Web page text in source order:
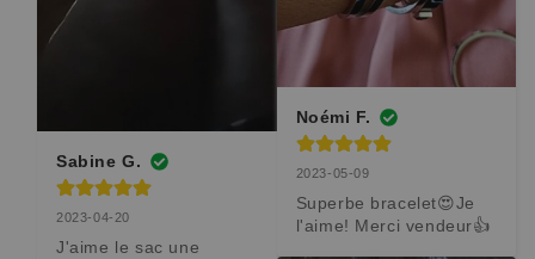
Sabine G.
2023-04-20
J'aime le sac une
Noémi F.
2023-05-09
Superbe bracelet😍Je
l'aime! Merci vendeur👍